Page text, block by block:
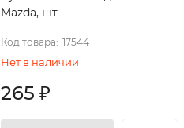
Mazda, шт
Код товара: 17544
Нет в наличии
265 ₽